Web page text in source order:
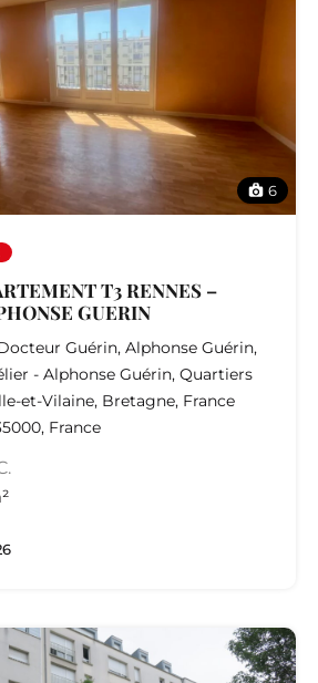
6
T3 RENNES –
GUERIN
Guérin, Alphonse Guérin,
- Alphonse Guérin, Quartiers
et-Vilaine, Bretagne, France
France